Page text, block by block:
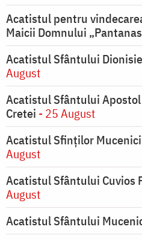
Acatistul pentru
Maicii Domnului
Acatistul Sfântului
August
Acatistul Sfântului
Cretei - 25 August
Acatistul Sfinților
August
Acatistul Sfântului Cuvios
August
Acatistul Sfântului